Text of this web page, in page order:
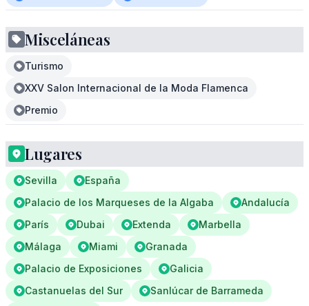
Misceláneas
Turismo
XXV Salon Internacional de la Moda Flamenca
Premio
Lugares
Sevilla
España
Palacio de los Marqueses de la Algaba
Andalucía
París
Dubai Extenda
Marbella
Málaga
Miami
Granada
Palacio de Exposiciones
Galicia
Castanuelas del Sur
Sanlúcar de Barrameda